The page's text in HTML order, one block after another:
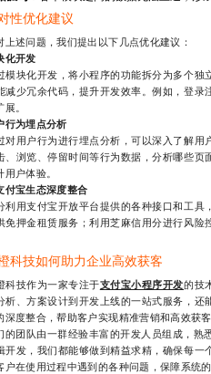
性优化建议
上述问题，我们提出以下几点优化建议：
化开发
模块化开发，将小程序的功能拆分为多个独
减少冗余代码，提升开发效率。例如，登
展。
行为埋点分析
对用户行为进行埋点分析，可以深入了解
、浏览、停留时间等行为数据，分析哪些页
用户体验。
付宝生态深度整合
利用支付宝开放平台提供的各种接口和工
免押金租赁服务；利用芝麻信用分进行风
科技如何助力企业高效获客
科技作为一家专注于支付宝小程序开发的技
析、方案设计到开发上线的一站式服务，还
深度整合，帮助客户实现精准营销和高效获客
的团队由一群经验丰富的开发人员组成，
开发，我们都能够做到精益求精，确保每
户在使用过程中遇到的各种问题，保障系统的